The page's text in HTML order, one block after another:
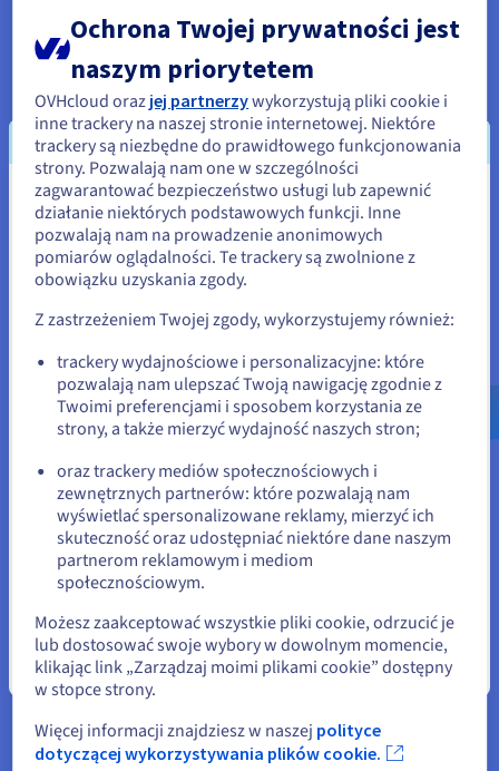
W zakresie
autoskalowania
zespół Floatplane
dopracował konfiguracje Kubernetesa i zbudował
spersonalizowane wykresy Helm, aby skutecznie
zarządzać pulami węzłów. Dostosowując cykle
życia instancji do struktury rozliczeniowej
OVHcloud, zoptymalizowali koszty i zapewnili, że
obciążenia będą nadal reagować na
zapotrzebowanie.
„Naszym najważniejszym
wymogiem była możliwość
szybkiego skalowania [...]. Czas
ok. 5 minut od złożenia wniosku
do udostępnienia serwera,
oferowany przez OVHcloud był
zgodny z naszymi potrzebami".
Jonathon Beauregard II,
kierownik ds. infrastruktury w
firmie Floatplane
Korzyści
Wydaje się, że znajdujesz się w
Stany Zjednoczone
Jeśli chcesz złożyć zamówienie w Stany Zjednoczone, wyszukaj
Go to Stany Zjednoczone website
us.ovhcloud.com/
Angielski USD - $
lub
Pozostań na bieżącej stronie
Wybierz inną stronę
Zamknij
Ochrona Twojej prywatności jest
naszym priorytetem
OVHcloud oraz jej partnerzywykorzystują pliki cookie i
inne trackery na naszej stronie internetowej. Niektóre
trackery są niezbędne do prawidłowego funkcjonowania
strony. Pozwalają nam one w szczególności
zagwarantować bezpieczeństwo usługi lub zapewnić
działanie niektórych podstawowych funkcji. Inne
pozwalają nam na prowadzenie anonimowych
pomiarów oglądalności. Te trackery są zwolnione z
obowiązku uzyskania zgody.
Z zastrzeżeniem Twojej zgody, wykorzystujemy również:
trackery wydajnościowe i personalizacyjne: które
pozwalają nam ulepszać Twoją nawigację zgodnie z
Twoimi preferencjami i sposobem korzystania ze
strony, a także mierzyć wydajność naszych stron;
oraz trackery mediów społecznościowych i
zewnętrznych partnerów: które pozwalają nam
wyświetlać spersonalizowane reklamy, mierzyć ich
skuteczność oraz udostępniać niektóre dane naszym
partnerom reklamowym i mediom
społecznościowym.
Możesz zaakceptować wszystkie pliki cookie, odrzucić je
lub dostosować swoje wybory w dowolnym momencie,
klikając link „Zarządzaj moimi plikami cookie” dostępny
w stopce strony.
Więcej informacji znajdziesz w naszej polityce
dotyczącej wykorzystywania plików cookie.